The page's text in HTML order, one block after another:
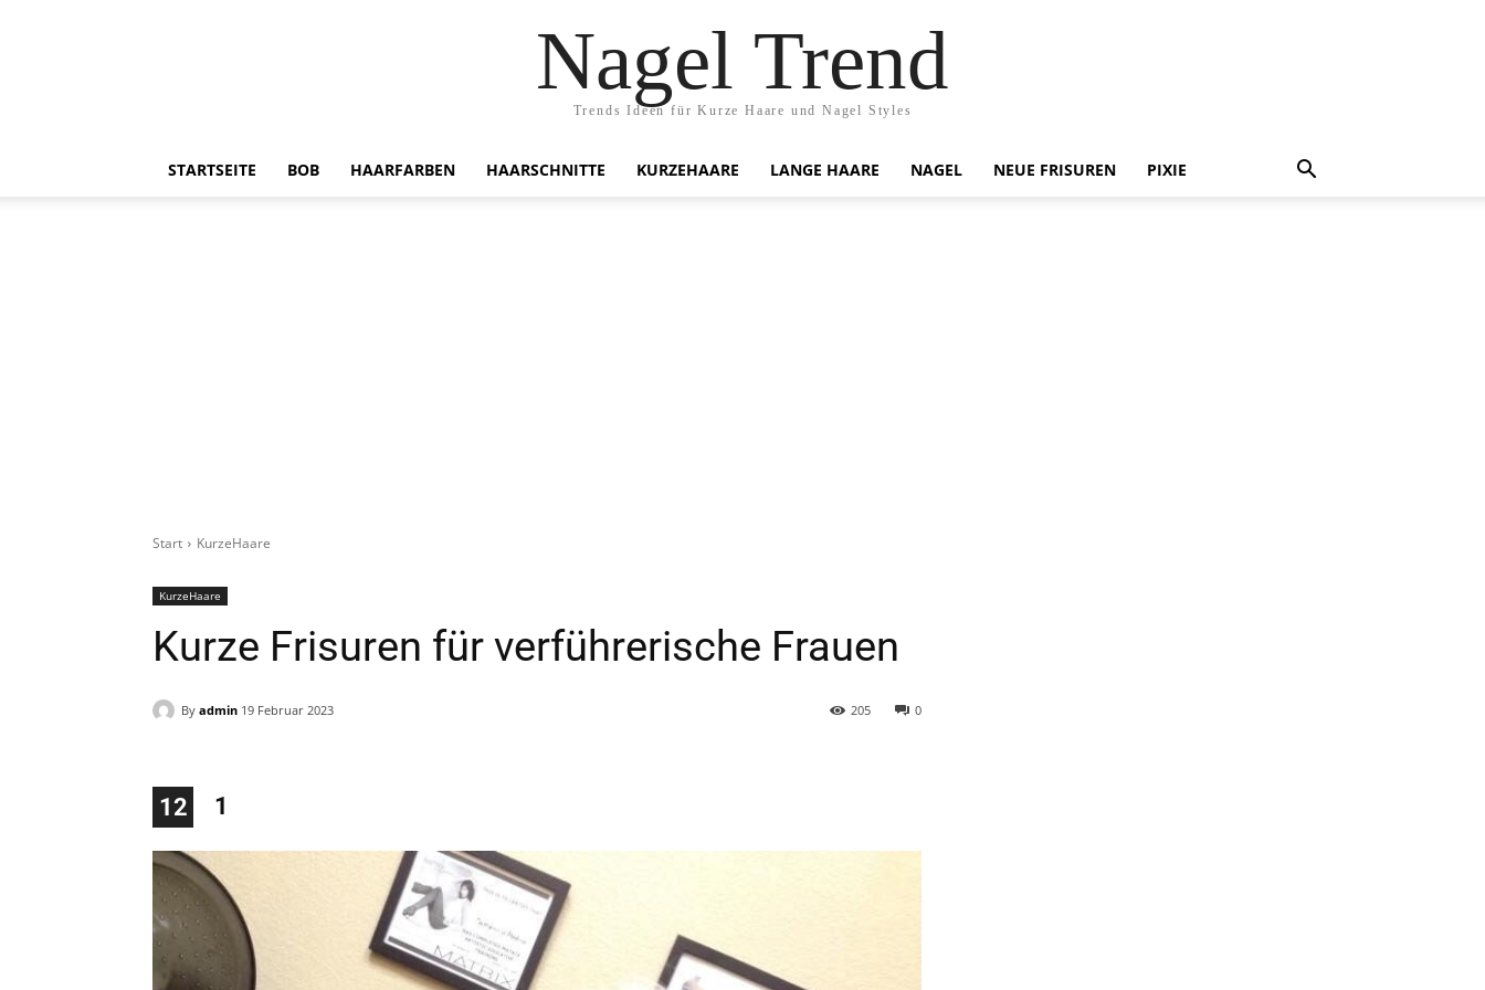
Nagel Trend
Trends Ideen für Kurze Haare und Nagel Styles
STARTSEITE BOB HAARFARBEN HAARSCHNITTE KURZEHAARE LANGE HAARE NAGEL NEUE FRISUREN PIXIE
Start KurzeHaare
KurzeHaare
Kurze Frisuren für verführerische Frauen
By admin 19 Februar 2023 0
205
12 1